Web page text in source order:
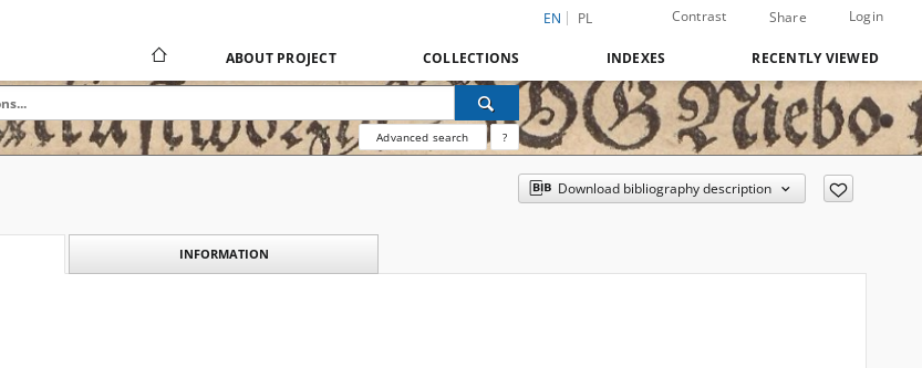
EN PL Contrast Share Login
ABOUT PROJECT COLLECTIONS INDEXES RECENTLY VIEWED
Advanced search ?
Download bibliography description
INFORMATION